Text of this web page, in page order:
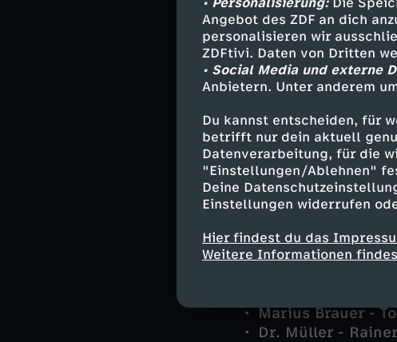
Angebot des ZDF an dich
personalisieren wir
ZDFtivi. Daten von Dritten
• Social Media und externe
Anbietern. Unter anderem
Du kannst entscheiden, für
betrifft nur dein aktuell
Datenverarbeitung, für die
"Einstellungen/Ablehnen"
Deine
Einstellungen widerrufen
Hier findest du das
Weitere Informationen
das Wohnmobil
Vermutet man eine
Widersprüchlichkeit
Dengler, Olga und
das Netzwerk von
nicht bemerkt, dass
genommen haben.
Darsteller
Marius Brauer -
Dr. Müller -